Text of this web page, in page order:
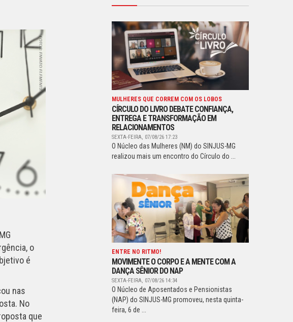
o
é
nas
No
que
MULHERES QUE CORREM COM OS LOBOS
CÍRCULO DO LIVRO DEBATE CONFIANÇA,
ENTREGA E TRANSFORMAÇÃO EM
RELACIONAMENTOS
SEXTA-FEIRA, 07/08/26 17:23
O Núcleo das Mulheres (NM) do SINJUS-MG
realizou mais um encontro do Círculo do ...
ENTRE NO RITMO!
MOVIMENTE O CORPO E A MENTE COM A
DANÇA SÊNIOR DO NAP
SEXTA-FEIRA, 07/08/26 14:34
O Núcleo de Aposentados e Pensionistas
(NAP) do SINJUS-MG promoveu, nesta quinta-
feira, 6 de ...